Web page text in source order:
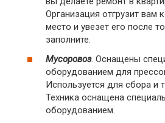
Организация отгрузит вам
место и увезет его после
заполните.
Мусоровоз. Оснащены
оборудованием для
Используется для сбора и
Техника оснащена
оборудованием.